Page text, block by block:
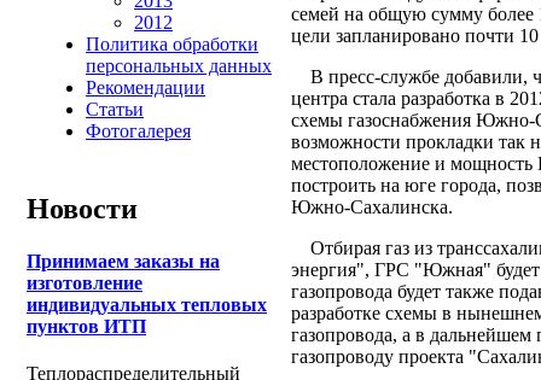
2012
Политика обработки
персональных данных
Рекомендации
Статьи
Фотогалерея
Новости
Принимаем заказы на
изготовление
индивидуальных тепловых
пунктов ИТП
Теплораспределительный
семей на общую сумму
цели запланировано почти
В пресс-службе добавили,
центра стала разработка в
схемы газоснабжения Южно-
возможности прокладки так
местоположение и
построить на юге города,
Южно-Сахалинска.
Отбирая газ из
энергия", ГРС "Южная" будет
газопровода будет также
разработке схемы в
газопровода, а в
газопроводу проекта